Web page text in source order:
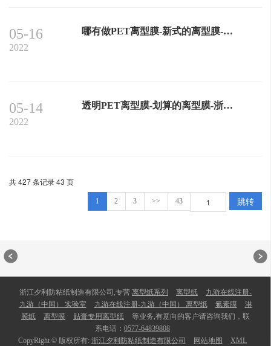
05-16
2022
哪有做PET离型膜-新式的离型膜-浙江夕利公司提供
05-14
2022
透明PET离型膜-划算的离型膜-浙江夕利公司提供
共 427 条记录 43 页
1 2 3 >> 43 跳转
浙江夕利防粘纸制造有限公司,专营 离型纸系列 离型纸
九游在线注册-
九游（中国） 实验室
九游在线注册-九游（中国） 离型纸 氟素膜
淋
膜纸
离型膜 贴膏专用离型纸
等业务,有意向的客户请咨询我们，联
系电话： 0577-64839808
CopyRight © 版权所有: 浙江夕利防粘纸制造有限公司 网站地图 XML